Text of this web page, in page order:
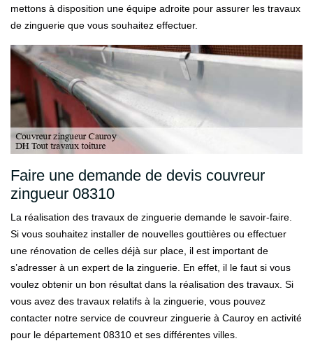
mettons à disposition une équipe adroite pour assurer les travaux
de zinguerie que vous souhaitez effectuer.
Faire une demande de devis couvreur
zingueur 08310
La réalisation des travaux de zinguerie demande le savoir-faire.
Si vous souhaitez installer de nouvelles gouttières ou effectuer
une rénovation de celles déjà sur place, il est important de
s’adresser à un expert de la zinguerie. En effet, il le faut si vous
voulez obtenir un bon résultat dans la réalisation des travaux. Si
vous avez des travaux relatifs à la zinguerie, vous pouvez
contacter notre service de couvreur zinguerie à Cauroy en activité
pour le département 08310 et ses différentes villes.